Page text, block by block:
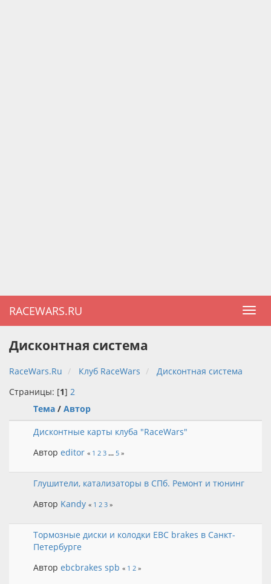
RACEWARS.RU
Дисконтная система
RaceWars.Ru Клуб RaceWars
Дисконтная система
Страницы: [1] 2
Тема / Автор
Дисконтные карты клуба "RaceWars"
Автор editor « 1 2 3 ... 5 »
Глушители, катализаторы в СПб. Ремонт и тюнинг
Автор Kandy « 1 2 3 »
Тормозные диски и колодки EBC brakes в Санкт-
Петербурге
Автор ebcbrakes spb « 1 2 »